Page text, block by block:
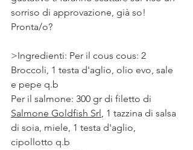
sorriso di approvazione, già so! ⠀
Pronta/o?
>Ingredienti: Per il cous cous: 2
Broccoli, 1 testa d'aglio, olio evo, sale
e pepe q.b
Per il salmone: 300 gr di filetto di
Salmone Goldfish Srl, 1 tazzina di salsa
di soia, miele, 1 testa d'aglio,
cipollotto q.b